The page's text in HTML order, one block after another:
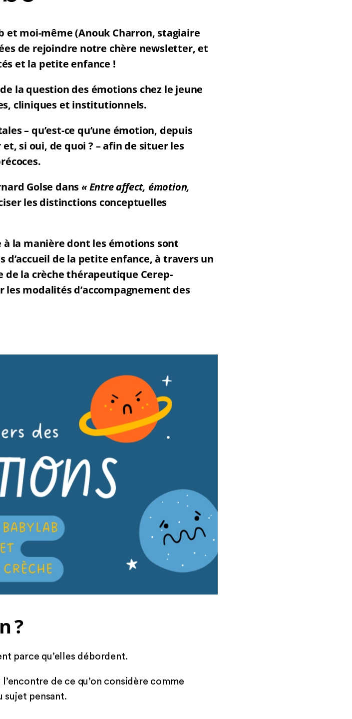
et moi-même (Anouk Charron, stagiaire
de rejoindre notre chère newsletter, et
et la petite enfance !
la question des émotions chez le jeune
cliniques et institutionnels.
– qu’est-ce qu’une émotion, depuis
si oui, de quoi ? – afin de situer les
Golse dans« Entre affect, émotion,
les distinctions conceptuelles
la manière dont les émotions sont
de la petite enfance, à travers un
la crèche thérapeutique Cerep-
modalités d’accompagnement des
?
parce qu’elles débordent.
de ce qu’on considère comme
sujet pensant.